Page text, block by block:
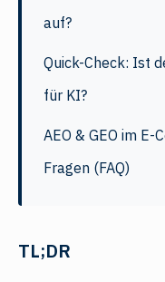
auf?
Quick-Check: Ist
für KI?
AEO & GEO im
Fragen (FAQ)
TL;DR